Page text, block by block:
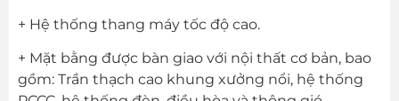
+ Hệ thống thang máy tốc độ cao.
+ Mặt bằng được bàn giao với nội thất cơ bản, bao
gồm: Trần thạch cao khung xưởng nổi, hệ thống